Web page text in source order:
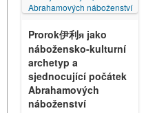
Prorok伊利я jako
nábožensko-kulturní
archetyp a
sjednocující počátek
Abrahamových
náboženství